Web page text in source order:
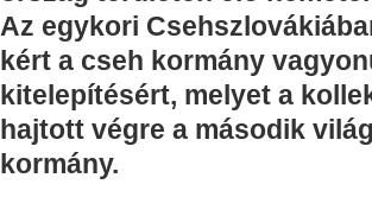
Az egykori
kért a cseh kormány
kitelepítésért, melyet a
hajtott végre a második
kormány.